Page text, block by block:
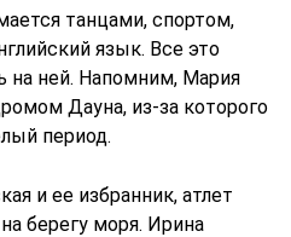
танцами, спортом,
язык. Все это
на ней. Напомним, Мария
Дауна, из-за которого
период.
и ее избранник, атлет
берегу моря. Ирина